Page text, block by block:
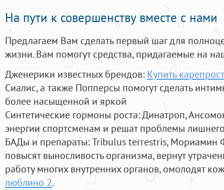
На пути к совершенству вместе с нами
Предлагаем Вам сделать первый шаг для
жизни. Вам помогут средства, придагаемые на
Дженерики известных брендов: Купить
Сиалис, а также Попперсы помогут сделать
более насыщенной и яркой
Синтетические гормоны роста: Динатроп,
энергии спортсменам и решат проблемы
БАДы и препараты:Tribulus terrestris, Мориамин
повысят выносливость организма, вернут
работу многих внутренних органов, омолодят
люблино 2.